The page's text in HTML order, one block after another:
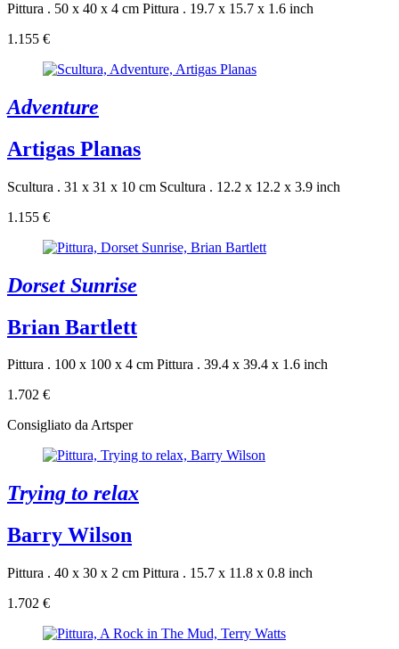
Pittura . 50 x 40 x 4 cm Pittura . 19.7 x 15.7 x 1.6 inch
1.155 €
Adventure
Artigas Planas
Scultura . 31 x 31 x 10 cm Scultura . 12.2 x 12.2 x 3.9 inch
1.155 €
Dorset Sunrise
Brian Bartlett
Pittura . 100 x 100 x 4 cm Pittura . 39.4 x 39.4 x 1.6 inch
1.702 €
Consigliato da Artsper
Trying to relax
Barry Wilson
Pittura . 40 x 30 x 2 cm Pittura . 15.7 x 11.8 x 0.8 inch
1.702 €